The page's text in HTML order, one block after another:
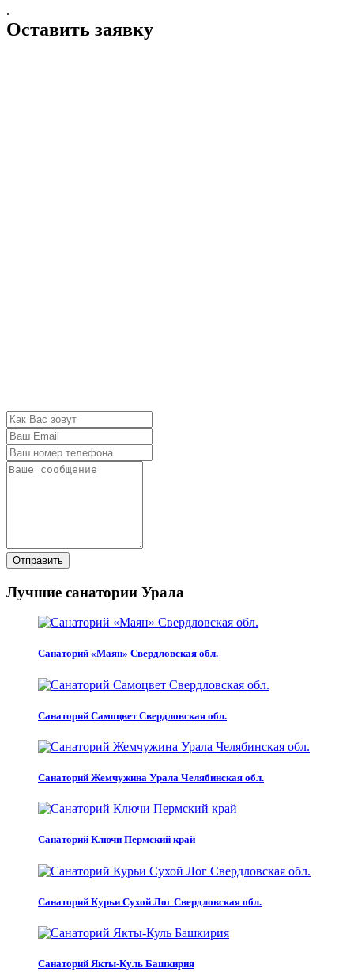
.
Оставить заявку
Отправить
Лучшие санатории Урала
Санаторий «Маян» Свердловская обл.
Санаторий Самоцвет Свердловская обл.
Санаторий Жемчужина Урала Челябинская обл.
Санаторий Ключи Пермский край
Санаторий Курьи Сухой Лог Свердловская обл.
Санаторий Якты-Куль Башкирия